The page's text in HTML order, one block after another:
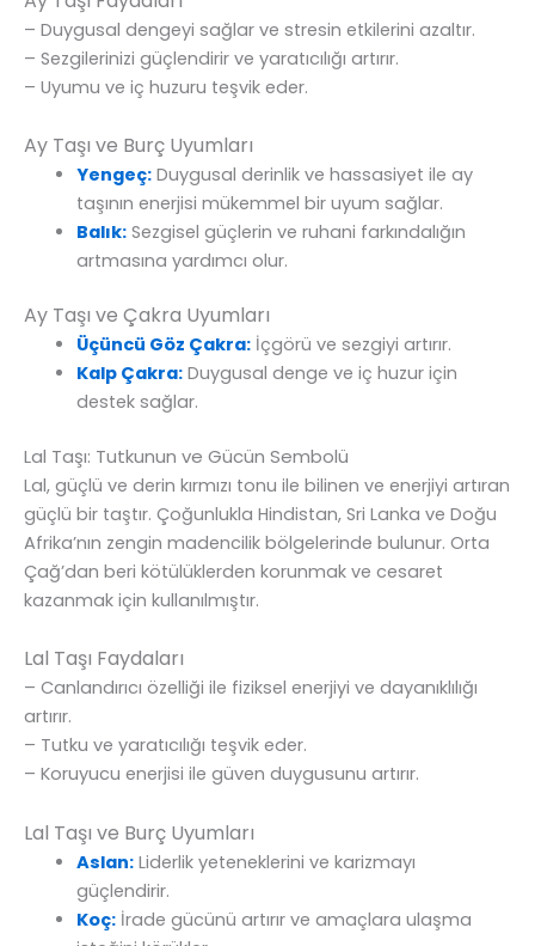
– Duygusal dengeyi sağlar ve stresin etkilerini azaltır.
– Sezgilerinizi güçlendirir ve yaratıcılığı artırır.
– Uyumu ve iç huzuru teşvik eder.
Ay Taşı ve Burç Uyumları
Yengeç:Duygusal derinlik ve hassasiyet ile ay
taşının enerjisi mükemmel bir uyum sağlar.
Balık:Sezgisel güçlerin ve ruhani farkındalığın
artmasına yardımcı olur.
Ay Taşı ve Çakra Uyumları
Üçüncü Göz Çakra:İçgörü ve sezgiyi artırır.
Kalp Çakra:Duygusal denge ve iç huzur için
destek sağlar.
Lal Taşı: Tutkunun ve Gücün Sembolü
Lal, güçlü ve derin kırmızı tonu ile bilinen ve enerjiyi artıran
güçlü bir taştır. Çoğunlukla Hindistan, Sri Lanka ve Doğu
Afrika’nın zengin madencilik bölgelerinde bulunur. Orta
Çağ’dan beri kötülüklerden korunmak ve cesaret
kazanmak için kullanılmıştır.
Lal Taşı Faydaları
– Canlandırıcı özelliği ile fiziksel enerjiyi ve dayanıklılığı
artırır.
– Tutku ve yaratıcılığı teşvik eder.
– Koruyucu enerjisi ile güven duygusunu artırır.
Lal Taşı ve Burç Uyumları
Aslan:Liderlik yeteneklerini ve karizmayı
güçlendirir.
Koç:İrade gücünü artırır ve amaçlara ulaşma